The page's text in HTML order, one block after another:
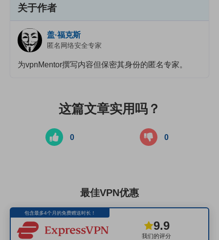
关于作者
盖·福克斯
匿名网络安全专家
为vpnMentor撰写内容但保密其身份的匿名专家。
这篇文章实用吗？
0 0
最佳VPN优惠
包含最多4个月的免费赠送时长！
我们的评分
9.9